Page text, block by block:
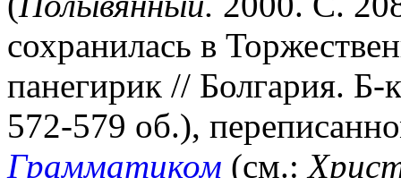
сохранилась в
панегирик // Болгария.
572-579 об.),
Грамматиком (см.: